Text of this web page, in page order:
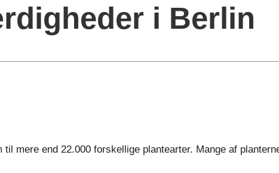
i Berlin
mere end 22.000 forskellige plantearter. Mange af